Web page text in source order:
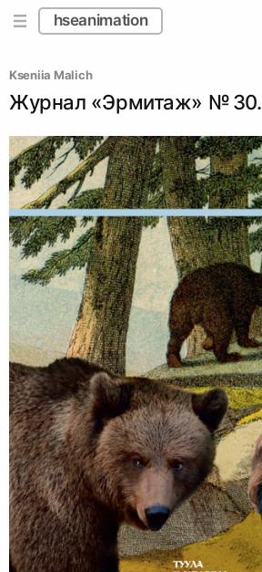
hseanimation
Kseniia Malich
Журнал «Эрмитаж» № 30.